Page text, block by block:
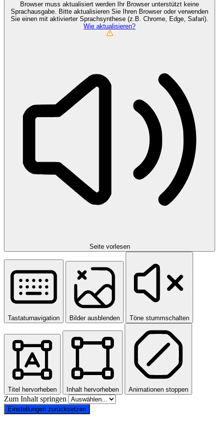
Browser muss aktualisiert werden
Ihr Browser unterstützt keine
Sprachausgabe. Bitte aktualisieren Sie Ihren Browser oder verwenden
Sie einen mit aktivierter Sprachsynthese (z.B. Chrome, Edge, Safari).
Wie aktualisieren?
Seite vorlesen
Tastaturnavigation Bilder ausblenden Töne stummschalten
Titel hervorheben Inhalt hervorheben Animationen stoppen
Zum Inhalt springen
Einstellungen zurücksetzen